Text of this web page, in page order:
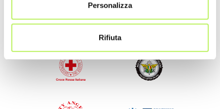
Personalizza
Rifiuta